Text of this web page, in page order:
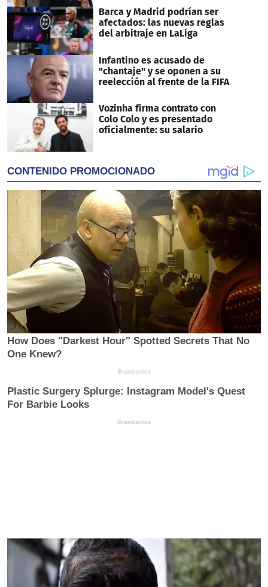
Barca y Madrid podrían ser
afectados: las nuevas reglas
del arbitraje en LaLiga
Infantino es acusado de
"chantaje" y se oponen a su
reelección al frente de la FIFA
Vozinha firma contrato con
Colo Colo y es presentado
oficialmente: su salario